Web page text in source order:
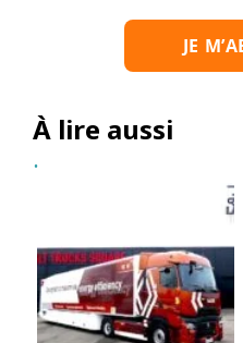
À lire aussi